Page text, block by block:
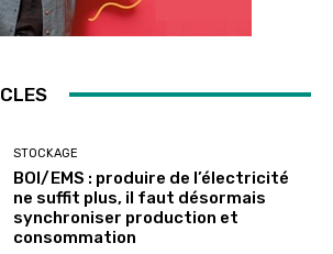
STOCKAGE
BOI/EMS : produire de l’électricité
ne suffit plus, il faut désormais
synchroniser production et
consommation